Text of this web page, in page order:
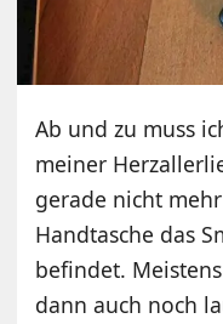
Ab und zu muss
meiner
gerade nicht
Handtasche das
befindet.
dann auch noch